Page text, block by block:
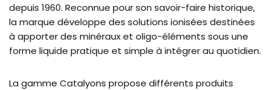
depuis 1960. Reconnue pour son savoir-faire historique,
la marque développe des solutions ionisées destinées
à apporter des minéraux et oligo-éléments sous une
forme liquide pratique et simple à intégrer au quotidien.
La gamme Catalyons propose différents produits